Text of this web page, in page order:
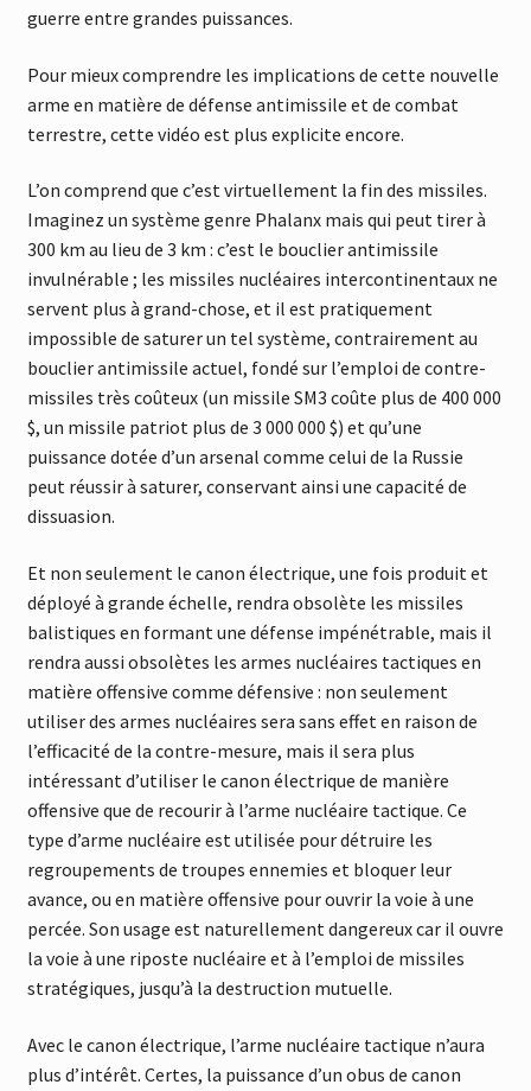
guerre entre grandes puissances.
Pour mieux comprendre les implications de cette nouvelle
arme en matière de défense antimissile et de combat
terrestre, cette vidéo est plus explicite encore.
L’on comprend que c’est virtuellement la fin des missiles.
Imaginez un système genre Phalanx mais qui peut tirer à
300 km au lieu de 3 km : c’est le bouclier antimissile
invulnérable ; les missiles nucléaires intercontinentaux ne
servent plus à grand-chose, et il est pratiquement
impossible de saturer un tel système, contrairement au
bouclier antimissile actuel, fondé sur l’emploi de contre-
missiles très coûteux (un missile SM3 coûte plus de 400 000
$, un missile patriot plus de 3 000 000 $) et qu’une
puissance dotée d’un arsenal comme celui de la Russie
peut réussir à saturer, conservant ainsi une capacité de
dissuasion.
Et non seulement le canon électrique, une fois produit et
déployé à grande échelle, rendra obsolète les missiles
balistiques en formant une défense impénétrable, mais il
rendra aussi obsolètes les armes nucléaires tactiques en
matière offensive comme défensive : non seulement
utiliser des armes nucléaires sera sans effet en raison de
l’efficacité de la contre-mesure, mais il sera plus
intéressant d’utiliser le canon électrique de manière
offensive que de recourir à l’arme nucléaire tactique. Ce
type d’arme nucléaire est utilisée pour détruire les
regroupements de troupes ennemies et bloquer leur
avance, ou en matière offensive pour ouvrir la voie à une
percée. Son usage est naturellement dangereux car il ouvre
la voie à une riposte nucléaire et à l’emploi de missiles
stratégiques, jusqu’à la destruction mutuelle.
Avec le canon électrique, l’arme nucléaire tactique n’aura
plus d’intérêt. Certes, la puissance d’un obus de canon